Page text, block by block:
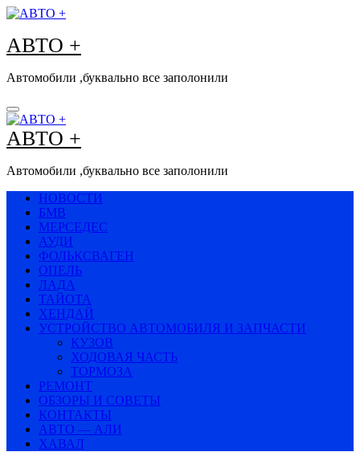
Перейти
содержимому
АВТО +
Автомобили ,буквально все заполонили
АВТО +
Автомобили ,буквально все заполонили
НОВОСТИ
БМВ
МЕРСЕДЕС
АУДИ
ФОЛЬКСВАГЕН
ОПЕЛЬ
ЛАДА
ТАЙОТА
ХЕНДАЙ
УСТРОЙСТВО АВТОМОБИЛЯ И ЗАПЧАСТИ
КУЗОВ
ХОДОВАЯ ЧАСТЬ
ТОРМОЗА
РЕМОНТ
ОБЗОРЫ И СОВЕТЫ
КОНТАКТЫ
АВТО — АЛИ
ХАВАЛ